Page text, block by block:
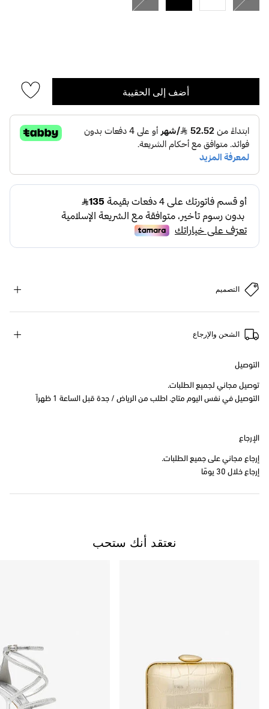
أضف إلى الحقيبة
التصميم
الشحن والإرجاع
التوصيل
توصيل مجاني لجميع الطلبات.
التوصيل في نفس اليوم متاح. اطلب من الرياض / جدة قبل الساعة 1 ظهراً
الإرجاع
إرجاع مجاني على جميع الطلبات.
إرجاع خلال 30 يومًا
نعتقد أنك ستحب